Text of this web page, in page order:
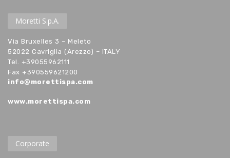
Moretti S.p.A.
Via Bruxelles 3 – Meleto
52022 Cavriglia (Arezzo) – ITALY
Tel. +39055962111
Fax +390559621200
info@morettispa.com
www.morettispa.com
Corporate